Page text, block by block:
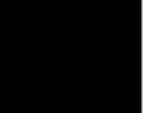
y opiniones
te ha inspirado de